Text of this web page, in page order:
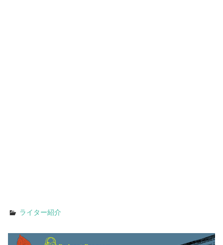
ライター紹介